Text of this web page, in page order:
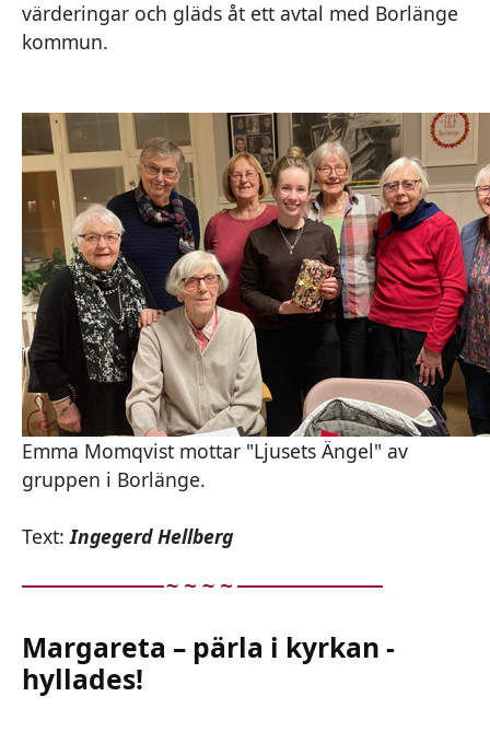
värderingar och gläds åt ett avtal med Borlänge
kommun.
Emma Momqvist mottar "Ljusets Ängel" av
gruppen i Borlänge.
Text:Ingegerd Hellberg
Margareta – pärla i kyrkan -
hyllades!